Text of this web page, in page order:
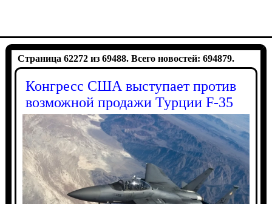
Страница 62272 из 69488. Всего новостей: 694879.
Конгресс США выступает против
возможной продажи Турции F-35